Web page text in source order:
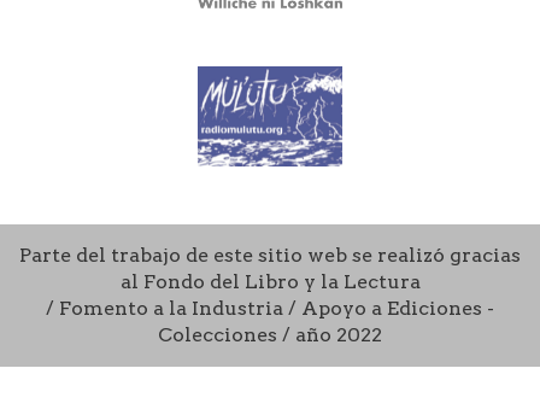
Parte del trabajo de este sitio web se realizó gracias
al Fondo del Libro y la Lectura
/ Fomento a la Industria / Apoyo a Ediciones -
Colecciones / año 2022